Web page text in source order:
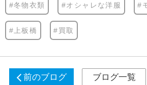
#冬物衣類 #オシャレな洋服 #
#上板橋 #買取
前のブログ ブログ一覧